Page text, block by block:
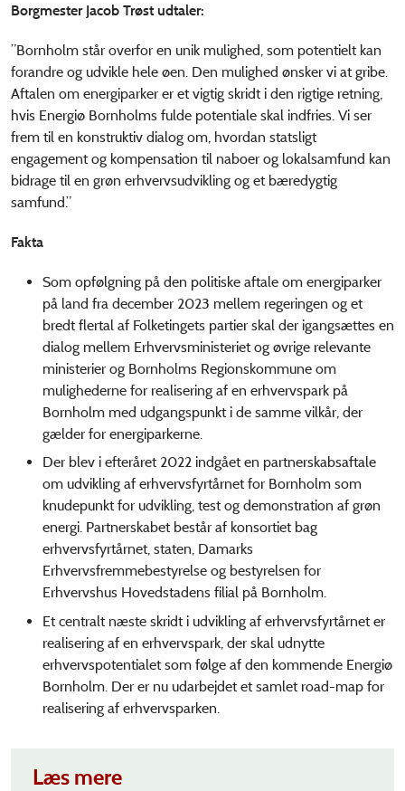
Borgmester Jacob Trøst udtaler:
”Bornholm står overfor en unik mulighed, som potentielt kan
forandre og udvikle hele øen. Den mulighed ønsker vi at gribe.
Aftalen om energiparker er et vigtig skridt i den rigtige retning,
hvis Energiø Bornholms fulde potentiale skal indfries. Vi ser
frem til en konstruktiv dialog om, hvordan statsligt
engagement og kompensation til naboer og lokalsamfund kan
bidrage til en grøn erhvervsudvikling og et bæredygtig
samfund.”
Fakta
Som opfølgning på den politiske aftale om energiparker
på land fra december 2023 mellem regeringen og et
bredt flertal af Folketingets partier skal der igangsættes en
dialog mellem Erhvervsministeriet og øvrige relevante
ministerier og Bornholms Regionskommune om
mulighederne for realisering af en erhvervspark på
Bornholm med udgangspunkt i de samme vilkår, der
gælder for energiparkerne.
Der blev i efteråret 2022 indgået en partnerskabsaftale
om udvikling af erhvervsfyrtårnet for Bornholm som
knudepunkt for udvikling, test og demonstration af grøn
energi. Partnerskabet består af konsortiet bag
erhvervsfyrtårnet, staten, Damarks
Erhvervsfremmebestyrelse og bestyrelsen for
Erhvervshus Hovedstadens filial på Bornholm.
Et centralt næste skridt i udvikling af erhvervsfyrtårnet er
realisering af en erhvervspark, der skal udnytte
erhvervspotentialet som følge af den kommende Energiø
Bornholm. Der er nu udarbejdet et samlet road-map for
realisering af erhvervsparken.
Læs mere